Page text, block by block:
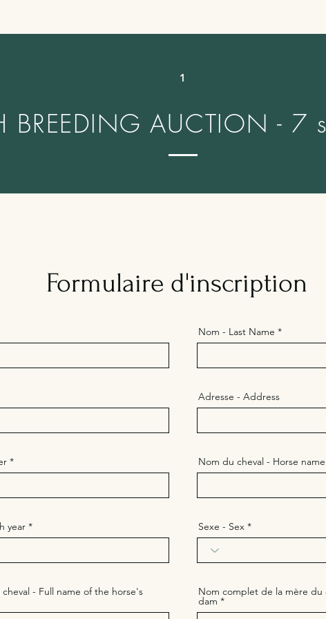
1
BREEDING AUCTION - 7
Formulaire d'inscription
Nom - Last Name
Adresse - Address
Nom du cheval - Horse name
year Sexe - Sex
- Full name of the horse's Nom complet de la mère du
dam